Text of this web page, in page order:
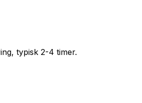
typisk 2-4 timer.